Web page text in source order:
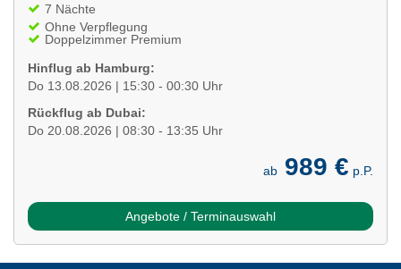
7 Nächte
Ohne Verpflegung
Doppelzimmer Premium
Hinflug ab Hamburg:
Do 13.08.2026 | 15:30 - 00:30 Uhr
Rückflug ab Dubai:
Do 20.08.2026 | 08:30 - 13:35 Uhr
ab 989 € p.P.
Angebote / Terminauswahl